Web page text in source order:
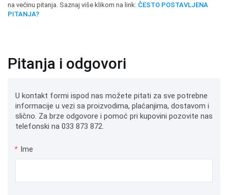
na većinu pitanja. Saznaj više klikom na link: ČESTO POSTAVLJENA
PITANJA?
Pitanja i odgovori
U kontakt formi ispod nas možete pitati za sve potrebne
informacije u vezi sa proizvodima, plaćanjima, dostavom i
slično. Za brze odgovore i pomoć pri kupovini pozovite nas
telefonski na 033 873 872.
* Ime